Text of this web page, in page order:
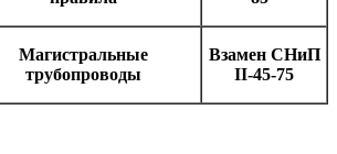
Магистральные
трубопроводы
Взамен СНиП
II-45-75